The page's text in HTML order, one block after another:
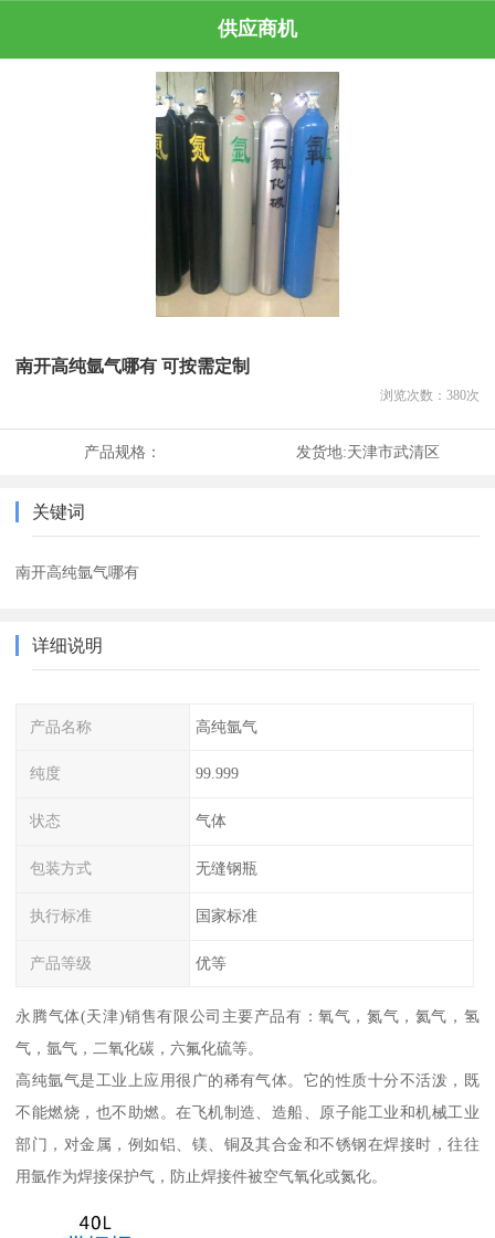
供应商机
南开高纯氩气哪有 可按需定制
浏览次数： 380次
产品规格： 发货地:天津市武清区
关键词
南开高纯氩气哪有
详细说明
产品名称 高纯氩气
纯度 99.999
状态 气体
包装方式 无缝钢瓶
执行标准 国家标准
产品等级 优等
永腾气体(天津)销售有限公司主要产品有：氧气，氮气，氦气，氢
气，氩气，二氧化碳，六氟化硫等。
高纯氩气是工业上应用很广的稀有气体。它的性质十分不活泼，既
不能燃烧，也不助燃。在飞机制造、造船、原子能工业和机械工业
部门，对金属，例如铝、镁、铜及其合金和不锈钢在焊接时，往往
用氩作为焊接保护气，防止焊接件被空气氧化或氮化。